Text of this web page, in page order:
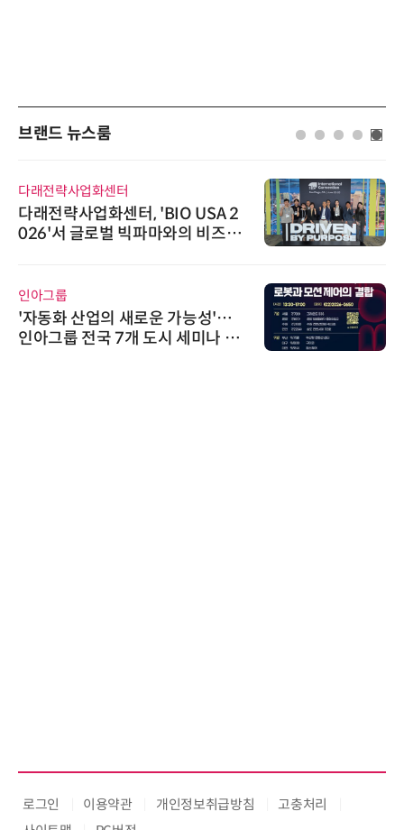
브랜드 뉴스룸
위고페어, 서울AI허브 '2026 AI 전
환(AX) 지원사업' 컨소시엄 선정
노보센스, PWM 고주파 과도 간섭
난제 극복…차량용 전류 감지 증폭
로그인 이용약관 개인정보취급방침
고충처리